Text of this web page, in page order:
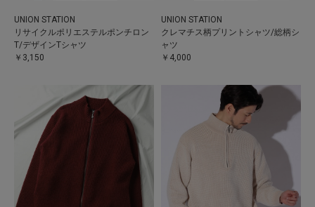
UNION STATION
リサイクルポリエステルポンチロン
T/デザインTシャツ
￥3,150
UNION STATION
クレマチス柄プリントシャツ/総柄シ
ャツ
￥4,000